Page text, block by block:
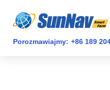
Porozmawiajmy: +86 189